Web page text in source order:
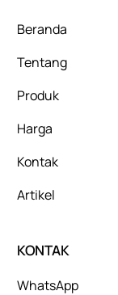
Beranda
Tentang
Produk
Harga
Kontak
Artikel
KONTAK
WhatsApp